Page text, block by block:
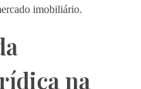
imobiliário.
na